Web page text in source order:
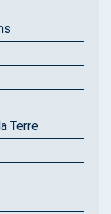
Terre